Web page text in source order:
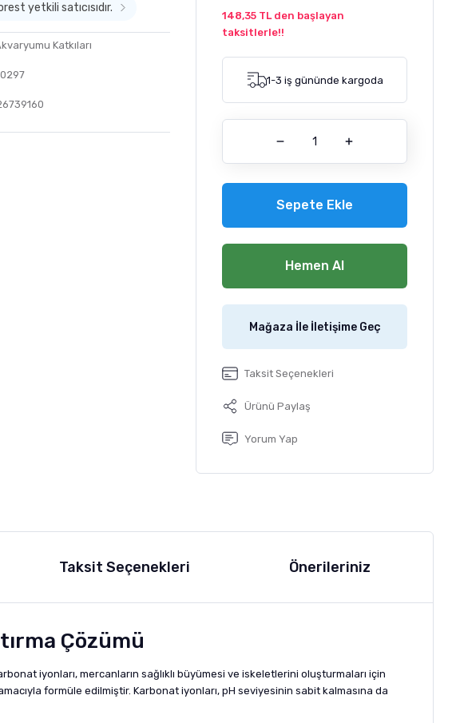
yetkili satıcısıdır.
Katkıları
148,35 TL den başlayan
taksitlerle!!
1-3 iş gününde kargoda
Sepete Ekle
Hemen Al
Mağaza İle İletişime Geç
Taksit Seçenekleri
Ürünü Paylaş
Yorum Yap
Taksit Seçenekleri Önerileriniz
Çözümü
iyonları, mercanların sağlıklı büyümesi ve iskeletlerini oluşturmaları için
formüle edilmiştir. Karbonat iyonları, pH seviyesinin sabit kalmasına da